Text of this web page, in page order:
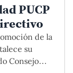
PUCP
de la
su
Consejo